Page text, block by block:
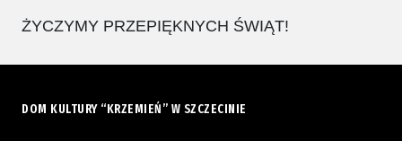
ŻYCZYMY PRZEPIĘKNYCH ŚWIĄT!
DOM KULTURY “KRZEMIEŃ” W SZCZECINIE